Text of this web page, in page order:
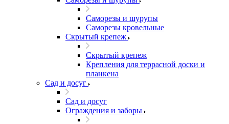
Саморезы и шурупы
Саморезы кровельные
Скрытый крепеж
Скрытый крепеж
Крепления для террасной доски и
планкена
Сад и досуг
Сад и досуг
Ограждения и заборы